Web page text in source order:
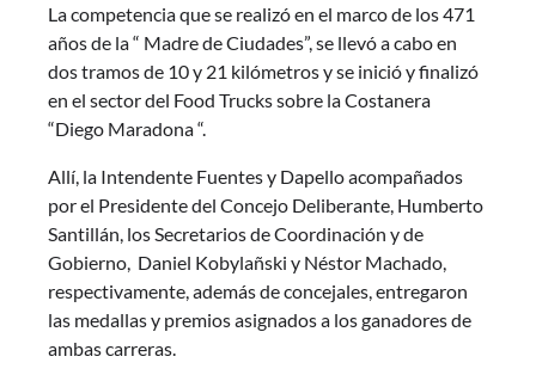
La competencia que se realizó en el marco de los 471
años de la “ Madre de Ciudades”, se llevó a cabo en
dos tramos de 10 y 21 kilómetros y se inició y finalizó
en el sector del Food Trucks sobre la Costanera
“Diego Maradona “.
Allí, la Intendente Fuentes y Dapello acompañados
por el Presidente del Concejo Deliberante, Humberto
Santillán, los Secretarios de Coordinación y de
Gobierno, Daniel Kobylañski y Néstor Machado,
respectivamente, además de concejales, entregaron
las medallas y premios asignados a los ganadores de
ambas carreras.